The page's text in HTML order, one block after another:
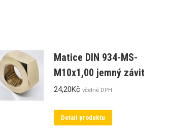
Matice DIN 934-MS-
M10x1,00 jemný závit
24,20Kč včetně DPH
Detail produktu